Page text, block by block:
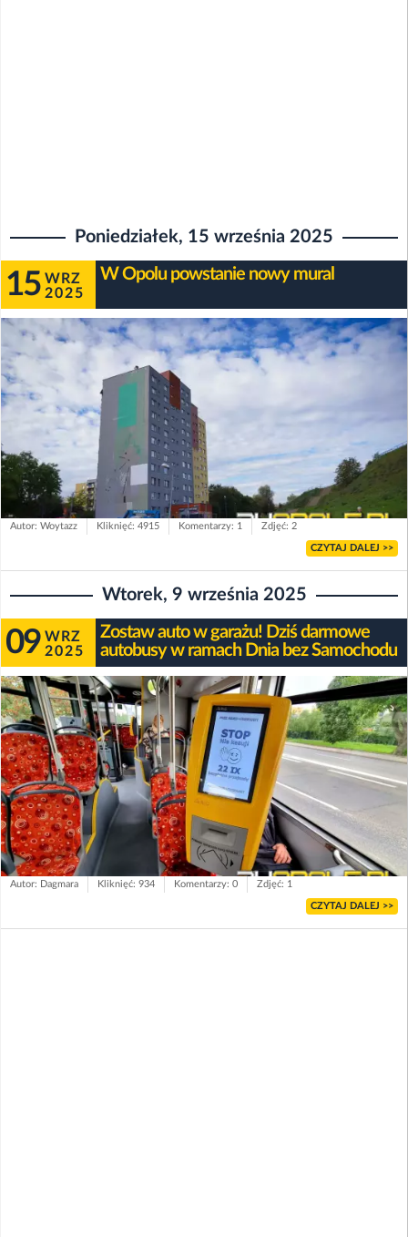
Poniedziałek, 15 września 2025
15 WRZ
2025
W Opolu powstanie nowy mural
Autor: Woytazz Kliknięć: 4915 Komentarzy: 1 Zdjęć: 2
CZYTAJ DALEJ >>
Wtorek, 9 września 2025
09 WRZ
2025
Zostaw auto w garażu! Dziś darmowe
autobusy w ramach Dnia bez Samochodu
Autor: Dagmara Kliknięć: 934 Komentarzy: 0 Zdjęć: 1
CZYTAJ DALEJ >>